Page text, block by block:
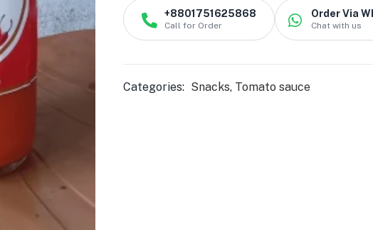
+8801751625868
Call for Order
Order Via
Chat with us
Categories: Snacks, Tomato sauce